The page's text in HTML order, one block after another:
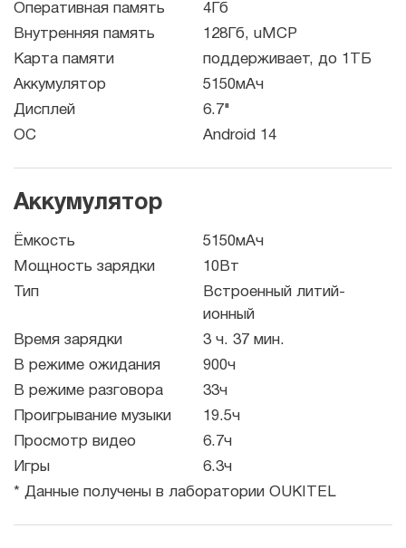
Оперативная память
4Гб
Внутренняя память
128Гб, uMCP
Карта памяти
поддерживает, до 1ТБ
Аккумулятор
5150мАч
Дисплей
6.7"
ОС
Android 14
Аккумулятор
Ёмкость
5150мАч
Мощность зарядки
10Вт
Тип
Встроенный литий-
ионный
Время зарядки
3 ч. 37 мин.
В режиме ожидания
900ч
В режиме разговора
33ч
Проигрывание музыки
19.5ч
Просмотр видео
6.7ч
Игры
6.3ч
* Данные получены в лаборатории OUKITEL